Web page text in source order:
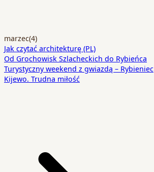
marzec(4)
Jak czytać architekturę (PL)
Od Grochowisk Szlacheckich do Rybieńca
Turystyczny weekend z gwiazdą – Rybieniec
Kijewo. Trudna miłość